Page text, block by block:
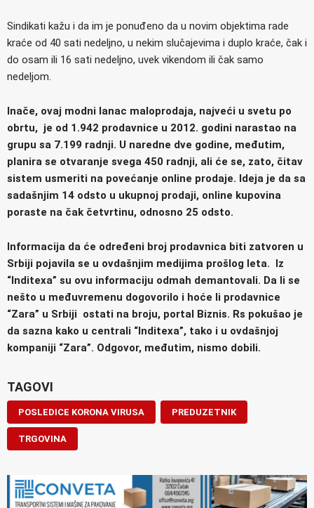
Sindikati kažu i da im je ponuđeno da u novim objektima rade
kraće od 40 sati nedeljno, u nekim slučajevima i duplo kraće, čak i
do osam ili 16 sati nedeljno, uvek vikendom ili čak samo
nedeljom.
Inače, ovaj modni lanac maloprodaja, najveći u svetu po
obrtu, je od 1.942 prodavnice u 2012. godini narastao na
grupu sa 7.199 radnji. U naredne dve godine, međutim,
planira se otvaranje svega 450 radnji, ali će se, zato, čitav
sistem usmeriti na povećanje online prodaje. Ideja je da sa
sadašnjim 14 odsto u ukupnoj prodaji, online kupovina
poraste na čak četvrtinu, odnosno 25 odsto.
Informacija da će određeni broj prodavnica biti zatvoren u
Srbiji pojavila se u ovdašnjim medijima prošlog leta. Iz
“Inditexa” su ovu informaciju odmah demantovali. Da li se
nešto u međuvremenu dogovorilo i hoće li prodavnice
“Zara” u Srbiji ostati na broju, portal Biznis. Rs pokušao je
da sazna kako u centrali “Inditexa”, tako i u ovdašnjoj
kompaniji “Zara”. Odgovor, međutim, nismo dobili.
TAGOVI
POSLEDICE KORONA VIRUSA PREDUZETNIK
TRGOVINA